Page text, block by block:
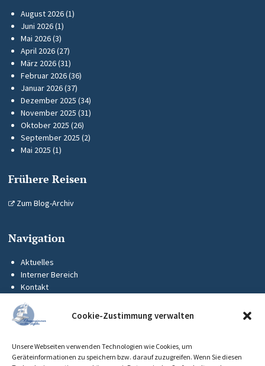
Cookie-Zustimmung verwalten
Unsere Webseiten verwenden Technologien wie Cookies, um
Geräteinformationen zu speichern bzw. darauf zuzugreifen. Wenn Sie diesen
August 2026(1)
Juni 2026(1)
Mai 2026(3)
April 2026(27)
März 2026(31)
Februar 2026(36)
Januar 2026(37)
Dezember 2025 (34)
November 2025 (31)
Oktober 2025 (26)
September 2025 (2)
Mai 2025 (1)
Frühere Reisen
Zum Blog-Archiv
Navigation
Aktuelles
Interner Bereich
Kontakt
Impressum
Datenschutz
Cookie-Richtlinie (EU)